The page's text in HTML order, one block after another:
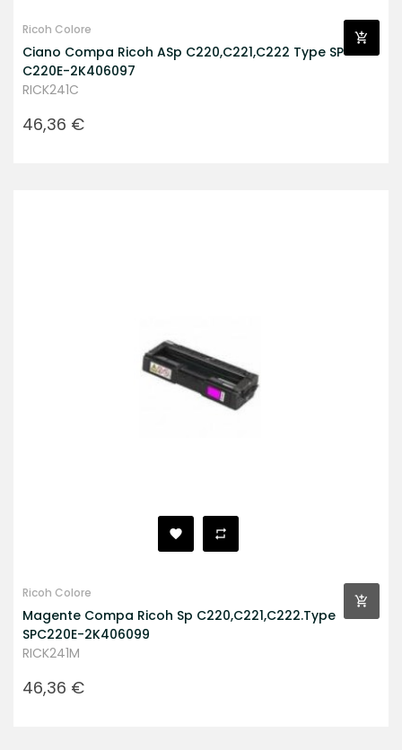
Ricoh Colore
Ciano Compa Ricoh ASp C220,C221,C222 Type SP
C220E-2K406097
RICK241C
Prezzo
46,36 €
Ricoh Colore
Magente Compa Ricoh Sp C220,C221,C222.Type
SPC220E-2K406099
RICK241M
Prezzo
46,36 €